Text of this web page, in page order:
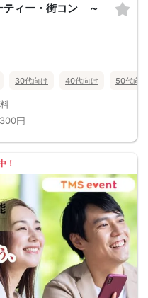
ティー・街コン ～
30代向け 40代向け 50代向け
円
！